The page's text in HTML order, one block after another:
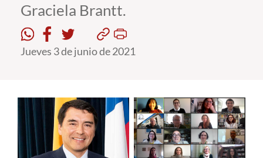
Funcionarios
Alumni
Graciela Brantt.
Jueves 3 de junio de 2021